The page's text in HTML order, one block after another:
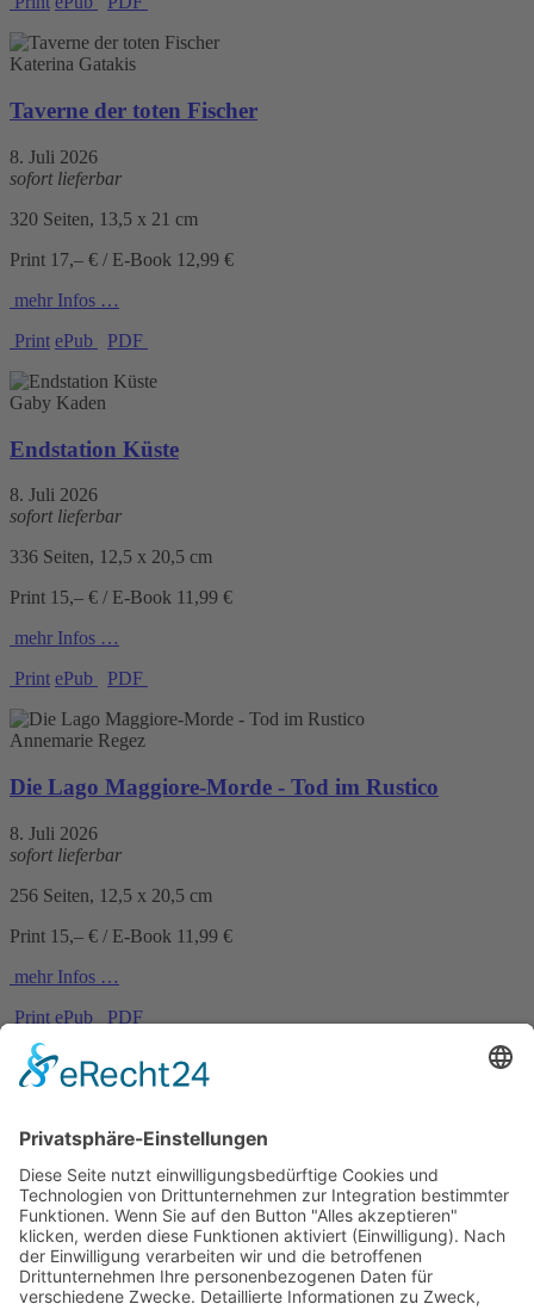
Katerina Gatakis
Taverne der toten Fischer
8. Juli 2026
sofort lieferbar
320 Seiten, 13,5 x 21 cm
Print 17,– € / E-Book 12,99 €
mehr Infos …
Print ePub PDF
Gaby Kaden
Endstation Küste
8. Juli 2026
sofort lieferbar
336 Seiten, 12,5 x 20,5 cm
Print 15,– € / E-Book 11,99 €
mehr Infos …
Print ePub PDF
Annemarie Regez
Die Lago Maggiore-Morde - Tod im Rustico
8. Juli 2026
sofort lieferbar
256 Seiten, 12,5 x 20,5 cm
Print 15,– € / E-Book 11,99 €
mehr Infos …
Print ePub PDF
Lutz Kreutzer
Der Dolomitenmörder
8. Juli 2026
sofort lieferbar
352 Seiten, 13,5 x 21 cm
Print 17,– € / E-Book 12,99 €